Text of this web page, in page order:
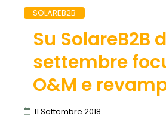
SOLAREB2B
Su SolareB2B
settembre
O&M e
11 Settembre 2018